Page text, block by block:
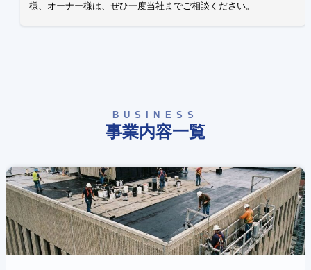
様、オーナー様は、ぜひ一度当社までご相談ください。
BUSINESS
事業内容一覧
:
防
水
工
事